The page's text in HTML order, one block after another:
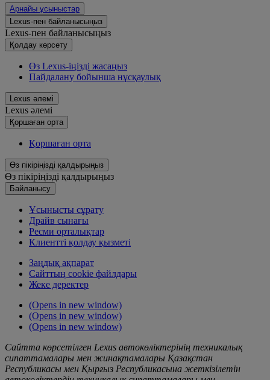
Арнайы ұсыныстар
Lexus-пен байланысыңыз
Lexus-пен байланысыңыз
Қолдау көрсету
Өз Lexus-іңізді жасаңыз
Пайдалану бойынша нұсқаулық
Lexus әлемі
Lexus әлемі
Қoршаған орта
Қoршаған орта
Өз пікіріңізді қалдырыңыз
Өз пікіріңізді қалдырыңыз
Байланысу
Ұсынысты сұрату
Драйв сынағы
Ресми орталықтар
Клиентті қолдау қызметі
Заңдық ақпарат
Сайттың cookie файлдары
Жеке деректер
(Opens in new window)
(Opens in new window)
(Opens in new window)
Сайтта көрсетілген Lexus автокөліктерінің техникалық
сипаттамалары мен жинақтамалары Қазақстан
Республикасы мен Қырғыз Республикасына жеткізілетін